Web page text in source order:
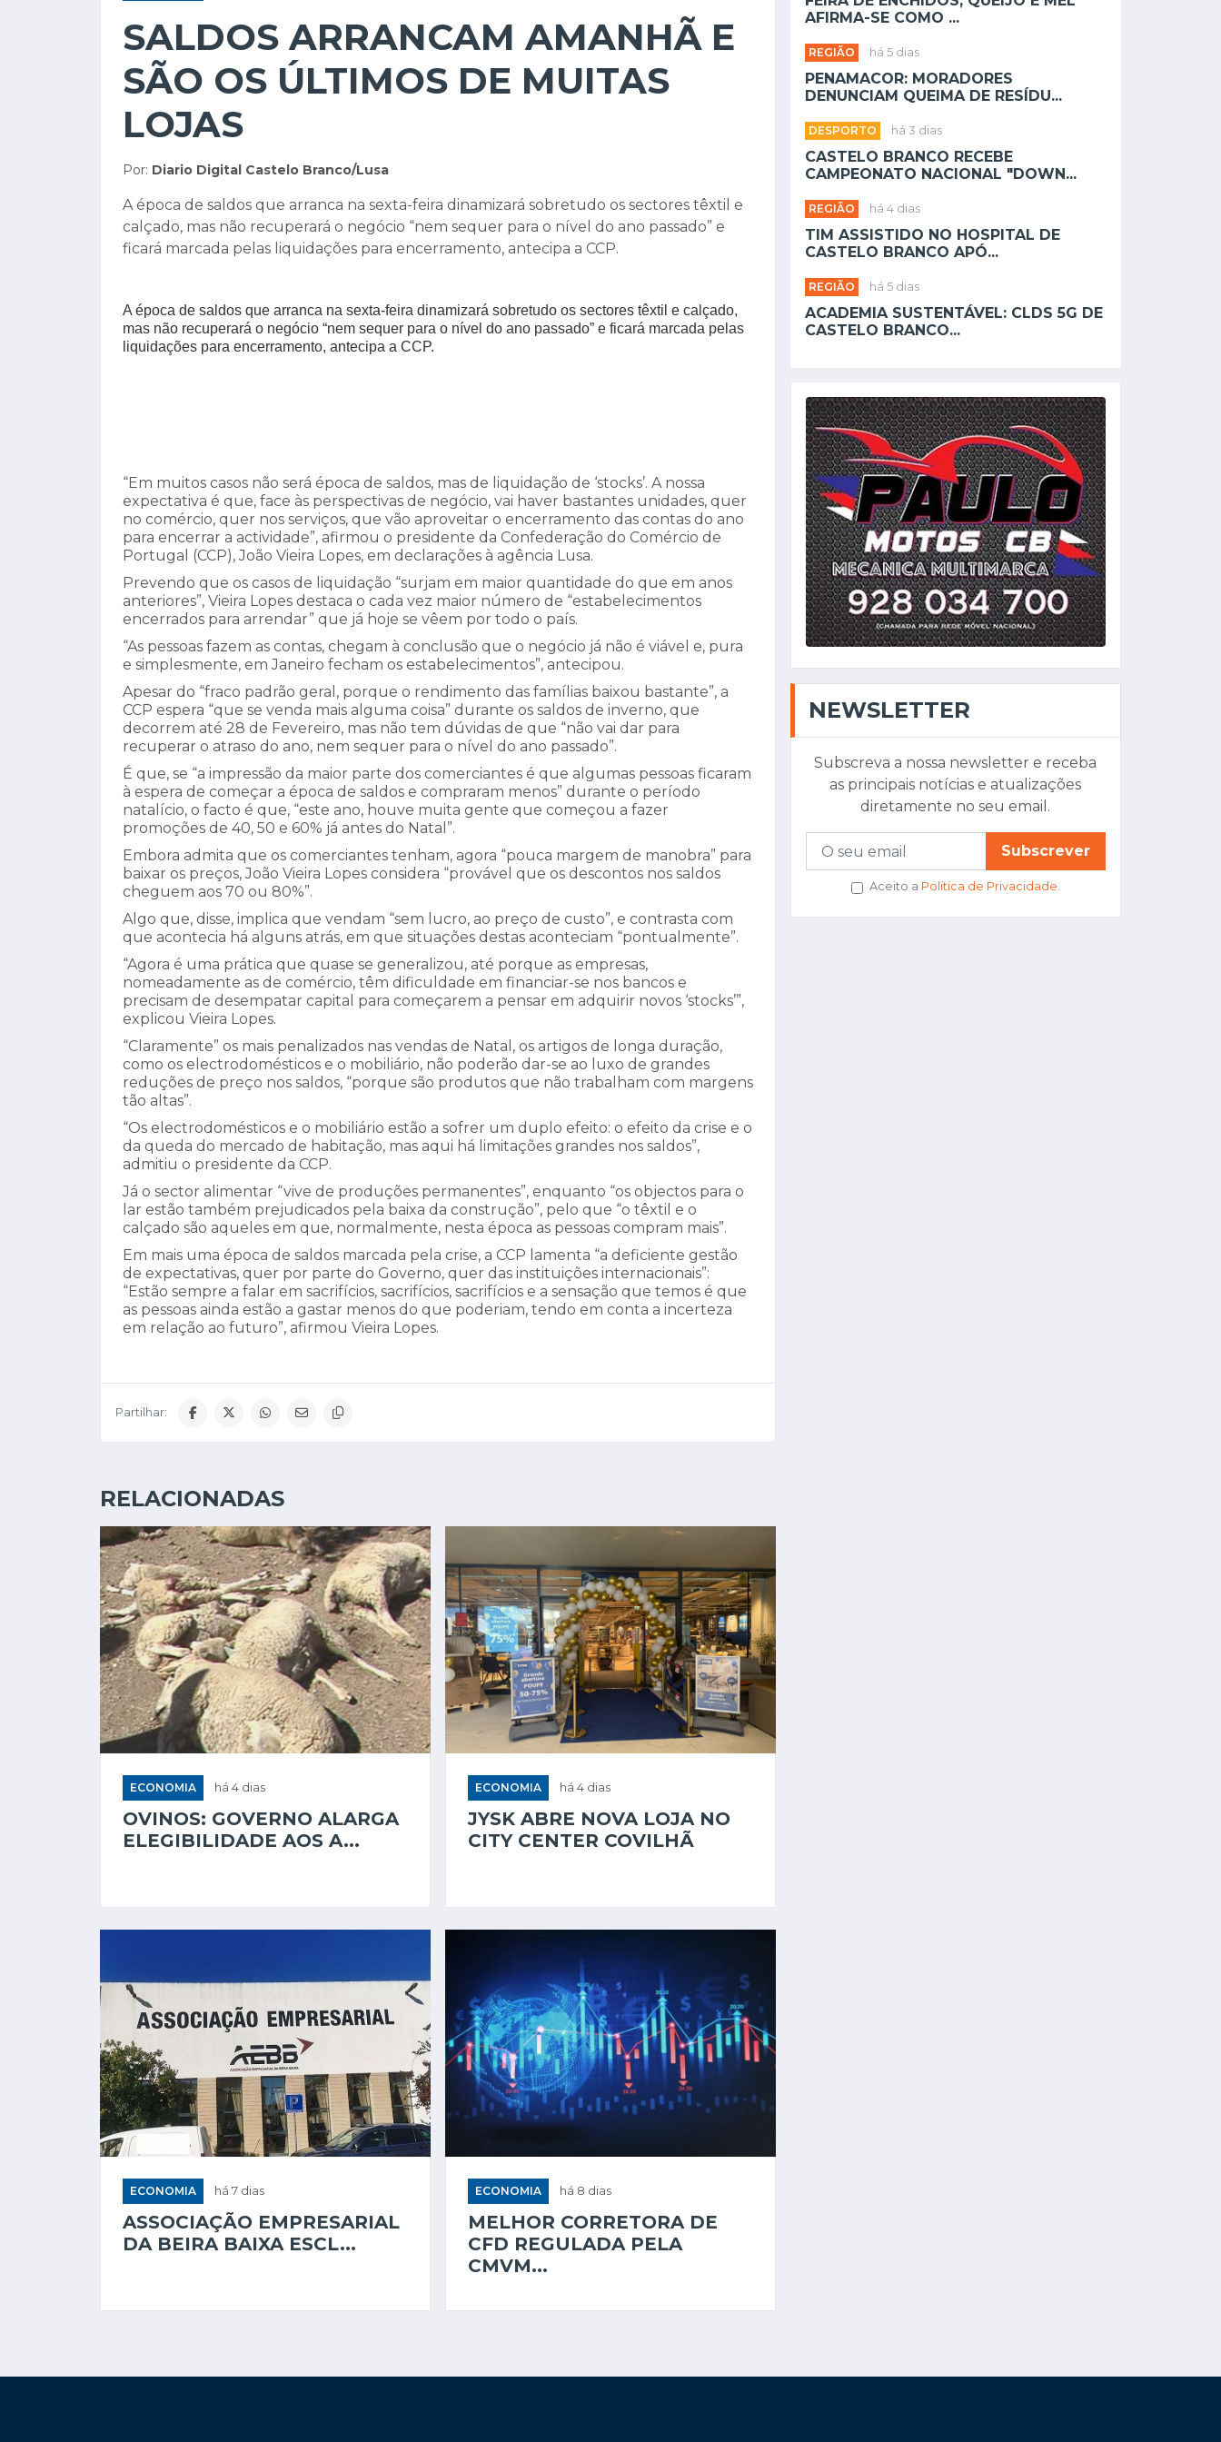
SALDOS ARRANCAM AMANHÃ E
SÃO OS ÚLTIMOS DE MUITAS
LOJAS
Por: Diario Digital Castelo Branco/Lusa
A época de saldos que arranca na sexta-feira dinamizará sobretudo os sectores têxtil e
calçado, mas não recuperará o negócio “nem sequer para o nível do ano passado” e
ficará marcada pelas liquidações para encerramento, antecipa a CCP.
A época de saldos que arranca na sexta-feira dinamizará sobretudo os sectores têxtil e calçado,
mas não recuperará o negócio “nem sequer para o nível do ano passado” e ficará marcada pelas
liquidações para encerramento, antecipa a CCP.
“Em muitos casos não será época de saldos, mas de liquidação de ‘stocks’. A nossa
expectativa é que, face às perspectivas de negócio, vai haver bastantes unidades, quer
no comércio, quer nos serviços, que vão aproveitar o encerramento das contas do ano
para encerrar a actividade”, afirmou o presidente da Confederação do Comércio de
Portugal (CCP), João Vieira Lopes, em declarações à agência Lusa.
Prevendo que os casos de liquidação “surjam em maior quantidade do que em anos
anteriores”, Vieira Lopes destaca o cada vez maior número de “estabelecimentos
encerrados para arrendar” que já hoje se vêem por todo o país.
“As pessoas fazem as contas, chegam à conclusão que o negócio já não é viável e, pura
e simplesmente, em Janeiro fecham os estabelecimentos”, antecipou.
Apesar do “fraco padrão geral, porque o rendimento das famílias baixou bastante”, a
CCP espera “que se venda mais alguma coisa” durante os saldos de inverno, que
decorrem até 28 de Fevereiro, mas não tem dúvidas de que “não vai dar para
recuperar o atraso do ano, nem sequer para o nível do ano passado”.
É que, se “a impressão da maior parte dos comerciantes é que algumas pessoas ficaram
à espera de começar a época de saldos e compraram menos” durante o período
natalício, o facto é que, “este ano, houve muita gente que começou a fazer
promoções de 40, 50 e 60% já antes do Natal”.
Embora admita que os comerciantes tenham, agora “pouca margem de manobra” para
baixar os preços, João Vieira Lopes considera “provável que os descontos nos saldos
cheguem aos 70 ou 80%”.
Algo que, disse, implica que vendam “sem lucro, ao preço de custo”, e contrasta com
que acontecia há alguns atrás, em que situações destas aconteciam “pontualmente”.
“Agora é uma prática que quase se generalizou, até porque as empresas,
nomeadamente as de comércio, têm dificuldade em financiar-se nos bancos e
precisam de desempatar capital para começarem a pensar em adquirir novos ‘stocks’”,
explicou Vieira Lopes.
“Claramente” os mais penalizados nas vendas de Natal, os artigos de longa duração,
como os electrodomésticos e o mobiliário, não poderão dar-se ao luxo de grandes
reduções de preço nos saldos, “porque são produtos que não trabalham com margens
tão altas”.
“Os electrodomésticos e o mobiliário estão a sofrer um duplo efeito: o efeito da crise e o
da queda do mercado de habitação, mas aqui há limitações grandes nos saldos”,
admitiu o presidente da CCP.
Já o sector alimentar “vive de produções permanentes”, enquanto “os objectos para o
lar estão também prejudicados pela baixa da construção”, pelo que “o têxtil e o
calçado são aqueles em que, normalmente, nesta época as pessoas compram mais”.
Em mais uma época de saldos marcada pela crise, a CCP lamenta “a deficiente gestão
de expectativas, quer por parte do Governo, quer das instituições internacionais”:
“Estão sempre a falar em sacrifícios, sacrifícios, sacrifícios e a sensação que temos é que
as pessoas ainda estão a gastar menos do que poderiam, tendo em conta a incerteza
em relação ao futuro”, afirmou Vieira Lopes.
Partilhar:
RELACIONADAS
ECONOMIA há 4 dias
OVINOS: GOVERNO ALARGA
ELEGIBILIDADE AOS A...
ECONOMIA há 4 dias
JYSK ABRE NOVA LOJA NO
CITY CENTER COVILHÃ
ECONOMIA há 7 dias
ASSOCIAÇÃO EMPRESARIAL
DA BEIRA BAIXA ESCL...
ECONOMIA há 8 dias
MELHOR CORRETORA DE
CFD REGULADA PELA
CMVM...
AFIRMA-SE COMO ...
REGIÃO há 5 dias
PENAMACOR: MORADORES
DENUNCIAM QUEIMA DE RESÍDU...
DESPORTO há 3 dias
CASTELO BRANCO RECEBE
CAMPEONATO NACIONAL "DOWN...
REGIÃO há 4 dias
TIM ASSISTIDO NO HOSPITAL DE
CASTELO BRANCO APÓ...
REGIÃO há 5 dias
ACADEMIA SUSTENTÁVEL: CLDS 5G DE
CASTELO BRANCO...
NEWSLETTER
Subscreva a nossa newsletter e receba
as principais notícias e atualizações
diretamente no seu email.
Subscrever
Aceito a Política de Privacidade.